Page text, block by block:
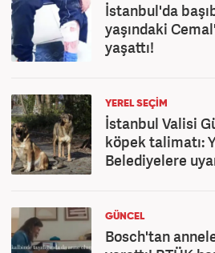
İstanbul'da
yaşındaki
yaşattı!
YEREL SEÇİM
İstanbul Valisi
köpek talimatı:
Belediyelere
GÜNCEL
Bosch'tan